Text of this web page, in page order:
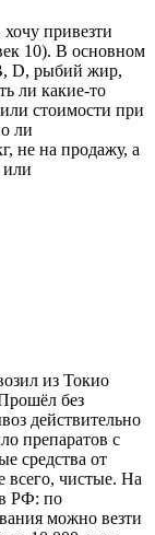
привезти
10). В основном
D, рыбий жир,
ли какие-то
стоимости при
ли
не на продажу, а
или
из Токио
без
действительно
препаратов с
средства от
всего, чистые. На
РФ: по
можно везти